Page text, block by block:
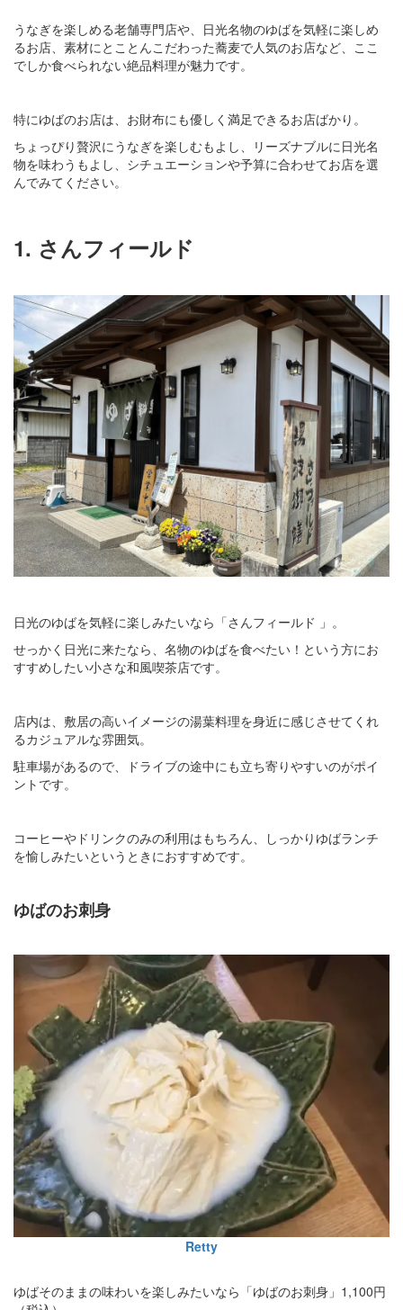
うなぎを楽しめる老舗専門店や、日光名物のゆばを気軽に楽しめ
るお店、素材にとことんこだわった蕎麦で人気のお店など、ここ
でしか食べられない絶品料理が魅力です。
特にゆばのお店は、お財布にも優しく満足できるお店ばかり。
ちょっぴり贅沢にうなぎを楽しむもよし、リーズナブルに日光名
物を味わうもよし、シチュエーションや予算に合わせてお店を選
んでみてください。
1. さんフィールド
日光のゆばを気軽に楽しみたいなら「さんフィールド 」。
せっかく日光に来たなら、名物のゆばを食べたい！という方にお
すすめしたい小さな和風喫茶店です。
店内は、敷居の高いイメージの湯葉料理を身近に感じさせてくれ
るカジュアルな雰囲気。
駐車場があるので、ドライブの途中にも立ち寄りやすいのがポイ
ントです。
コーヒーやドリンクのみの利用はもちろん、しっかりゆばランチ
を愉しみたいというときにおすすめです。
ゆばのお刺身
Retty
ゆばそのままの味わいを楽しみたいなら「ゆばのお刺身」1,100円